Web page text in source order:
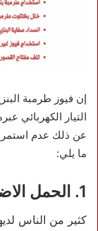
إن فيوز طرمبة
التيار الكهربائي
عن ذلك عدم
ما يلي:
1. الحمل الاضافي على ظفيرة طرمبة البنزين
كثير من الناس